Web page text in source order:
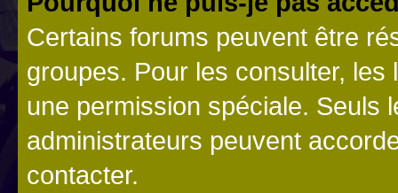
Certains forums peuvent être
groupes. Pour les consulter,
une permission spéciale. Seuls
administrateurs peuvent
contacter.